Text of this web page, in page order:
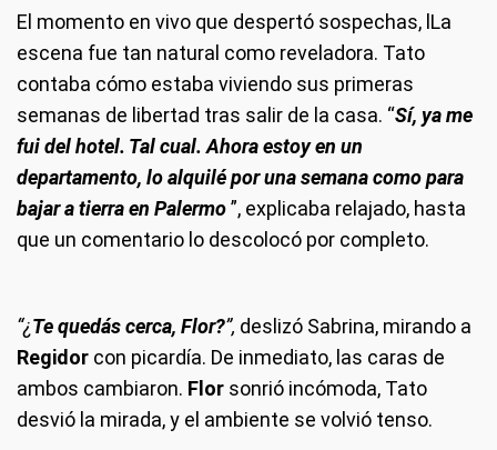
El momento en vivo que despertó sospechas, lLa
escena fue tan natural como reveladora. Tato
contaba cómo estaba viviendo sus primeras
semanas de libertad tras salir de la casa. “Sí, ya me
fui del hotel. Tal cual. Ahora estoy en un
departamento, lo alquilé por una semana como para
bajar a tierra en Palermo”, explicaba relajado, hasta
que un comentario lo descolocó por completo.
“¿Te quedás cerca, Flor?”, deslizó Sabrina, mirando a
Regidor con picardía. De inmediato, las caras de
ambos cambiaron. Flor sonrió incómoda, Tato
desvió la mirada, y el ambiente se volvió tenso.